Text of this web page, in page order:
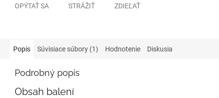
OPÝTAŤ SA STRÁŽIŤ ZDIEĽAŤ
Popis Súvisiace súbory (1) Hodnotenie Diskusia
Podrobný popis
Obsah balení